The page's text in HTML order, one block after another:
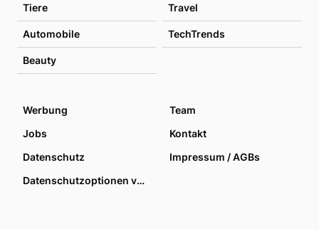
Tiere Travel
Automobile TechTrends
Beauty
Werbung
Team
Jobs
Kontakt
Datenschutz
Impressum / AGBs
Datenschutzoptionen verwalten